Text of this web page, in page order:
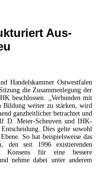
Aus-
Handelskammer Ostwestfalen
die Zusammenlegung der
beschlossen. „Verbunden mit
weiter zu stärken, wird
ganzheitlicher betrachtet und
D. Meier-Scheuven und IHK-
Dies gelte sowohl
So hat beispielsweise das
den seit 1996 existierenden
Konsens für eine bessere
nehme dabei unter anderem